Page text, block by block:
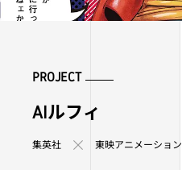
PROJECT
AIルフィ
集英社 東映アニメーション